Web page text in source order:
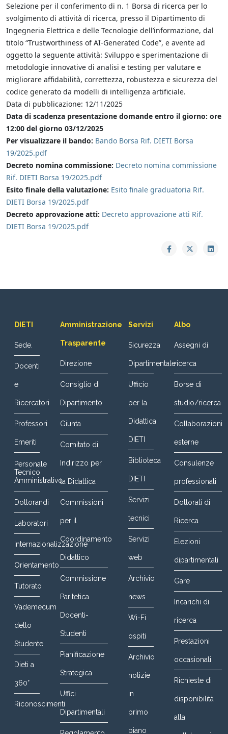
Selezione per il conferimento di n. 1 Borsa di ricerca per lo
svolgimento di attività di ricerca, presso il Dipartimento di
Ingegneria Elettrica e delle Tecnologie dell’informazione, dal
titolo “Trustworthiness of AI-Generated Code”, e avente ad
oggetto la seguente attività: Sviluppo e sperimentazione di
metodologie innovative di analisi e testing per valutare e
migliorare affidabilità, correttezza, robustezza e sicurezza del
codice generato da modelli di intelligenza artificiale.
Data di pubblicazione: 12/11/2025
Data di scadenza presentazione domande entro il giorno: ore
12:00 del giorno 03/12/2025
Per visualizzare il bando: Bando Borsa Rif. DIETI Borsa
19/2025.pdf
Decreto nomina commissione: Decreto nomina commissione
Rif. DIETI Borsa 19/2025.pdf
Esito finale della valutazione: Esito finale graduatoria Rif.
DIETI Borsa 19/2025.pdf
Decreto approvazione atti: Decreto approvazione atti Rif.
DIETI Borsa 19/2025.pdf
DIETI
Sede.
Docenti
e
Ricercatori
Professori
Emeriti
Personale
Tecnico
Amministrativo
Dottorandi
Laboratori
Internazionalizzazione
Orientamento
Tutorato
Vademecum
dello
Studente
Dieti a
360°
Riconoscimenti
Amministrazione
Trasparente
Direzione
Consiglio di
Dipartimento
Giunta
Comitato di
Indirizzo per
la Didattica
Commissioni
per il
Coordinamento
Didattico
Commissione
Paritetica
Docenti-
Studenti
Pianificazione
Strategica
Uffici
Dipartimentali
Servizi
Sicurezza
Dipartimentale
Ufficio
per la
Didattica
DIETI
Biblioteca
DIETI
Servizi
tecnici
Servizi
web
Archivio
news
Wi-Fi
ospiti
Archivio
notizie
in
primo
piano
Albo
Assegni di
ricerca
Borse di
studio/ricerca
Collaborazioni
esterne
Consulenze
professionali
Dottorati di
Ricerca
Elezioni
dipartimentali
Gare
Incarichi di
ricerca
Prestazioni
occasionali
Richieste di
disponibilità
alla